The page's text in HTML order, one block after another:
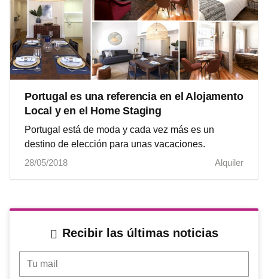
Portugal es una referencia en el Alojamento
Local y en el Home Staging
Portugal está de moda y cada vez más es un
destino de elección para unas vacaciones.
28/05/2018
Alquiler
Recibir las últimas noticias
Tu mail